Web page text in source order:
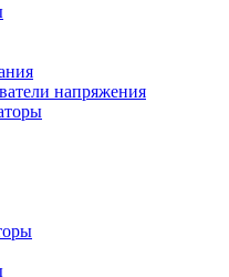
напряжения